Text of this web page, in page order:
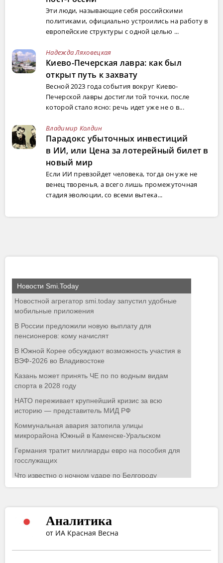
Эти люди, называющие себя российскими
политиками, официально устроились на работу в
европейские структуры с одной целью ...
Надежда Ляховецкая
Киево-Печерская лавра: как был
открыт путь к захвату
Весной 2023 года события вокруг Киево-
Печерской лавры достигли той точки, после
которой стало ясно: речь идет уже не о в...
Владимир Колдин
Парадокс убыточных инвестиций
в ИИ, или Цена за лотерейный билет в
новый мир
Если ИИ превзойдет человека, тогда он уже не
венец творенья, а всего лишь промежуточная
стадия эволюции, со всеми вытека...
Аналитика
от ИА Красная Весна